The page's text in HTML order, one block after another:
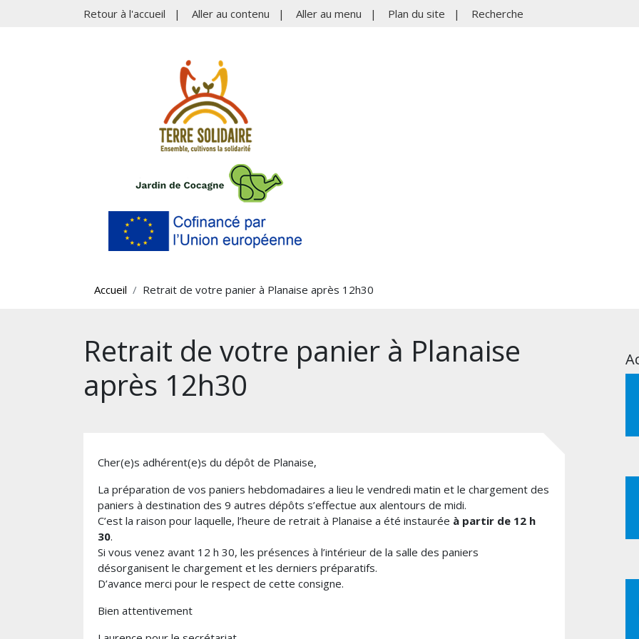
Retour à l'accueil | Aller au contenu | Aller au menu | Plan du site | Recherche
Accueil Retrait de votre panier à Planaise après 12h30
Retrait de votre panier à Planaise
après 12h30
Cher(e)s adhérent(e)s du dépôt de Planaise,
La préparation de vos paniers hebdomadaires a lieu le vendredi matin et le chargement des
paniers à destination des 9 autres dépôts s’effectue aux alentours de midi.
C’est la raison pour laquelle, l’heure de retrait à Planaise a été instaurée à partir de 12 h
30.
Si vous venez avant 12 h 30, les présences à l’intérieur de la salle des paniers
désorganisent le chargement et les derniers préparatifs.
D’avance merci pour le respect de cette consigne.
Bien attentivement